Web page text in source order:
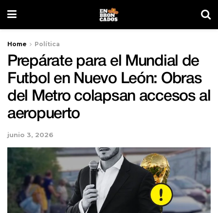
Home Política
Prepárate para el Mundial de
Futbol en Nuevo León: Obras
del Metro colapsan accesos al
aeropuerto
junio 3, 2026